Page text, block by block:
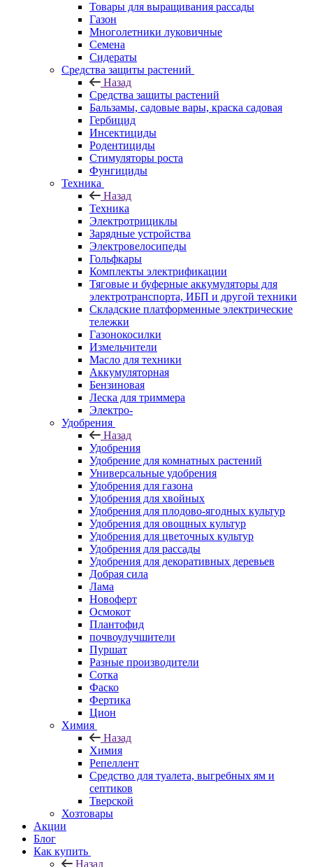
Товары для выращивания рассады
Газон
Многолетники луковичные
Семена
Сидераты
Средства защиты растений
Назад
Средства защиты растений
Бальзамы, садовые вары, краска садовая
Гербицид
Инсектициды
Родентициды
Стимуляторы роста
Фунгициды
Техника
Назад
Техника
Электротрициклы
Зарядные устройства
Электровелосипеды
Гольфкары
Комплекты электрификации
Тяговые и буферные аккумуляторы для
электротранспорта, ИБП и другой техники
Складские платформенные электрические
тележки
Газонокосилки
Измельчители
Масло для техники
Аккумуляторная
Бензиновая
Леска для триммера
Электро-
Удобрения
Назад
Удобрения
Удобрение для комнатных растений
Универсальные удобрения
Удобрения для газона
Удобрения для хвойных
Удобрения для плодово-ягодных культур
Удобрения для овощных культур
Удобрения для цветочных культур
Удобрения для рассады
Удобрения для декоративных деревьев
Добрая сила
Лама
Новоферт
Осмокот
Плантофид
почвоулучшители
Пуршат
Разные производители
Сотка
Фаско
Фертика
Цион
Химия
Назад
Химия
Репеллент
Средство для туалета, выгребных ям и
септиков
Тверской
Хозтовары
Акции
Блог
Как купить
Назад